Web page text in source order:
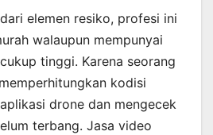
elemen resiko, profesi ini
walaupun mempunyai
tinggi. Karena seorang
kodisi
drone dan mengecek
terbang. Jasa video